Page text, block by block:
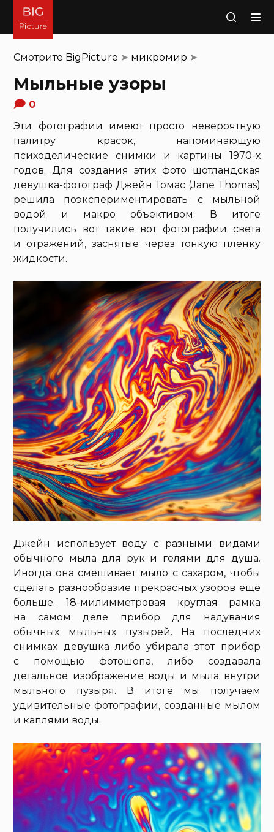
Поиск
Смотрите BigPicture ➤ микромир ➤
Мыльные узоры
0
Эти фотографии имеют просто невероятную
палитру красок, напоминающую
психоделические снимки и картины 1970-х
годов. Для создания этих фото шотландская
девушка-фотограф Джейн Томас (Jane Thomas)
решила поэкспериментировать с мыльной
водой и макро объективом. В итоге
получились вот такие вот фотографии света
и отражений, заснятые через тонкую пленку
жидкости.
Джейн использует воду с разными видами
обычного мыла для рук и гелями для душа.
Иногда она смешивает мыло с сахаром, чтобы
сделать разнообразие прекрасных узоров еще
больше. 18-милимметровая круглая рамка
на самом деле прибор для надувания
обычных мыльных пузырей. На последних
снимках девушка либо убирала этот прибор
с помощью фотошопа, либо создавала
детальное изображение воды и мыла внутри
мыльного пузыря. В итоге мы получаем
удивительные фотографии, созданные мылом
и каплями воды.